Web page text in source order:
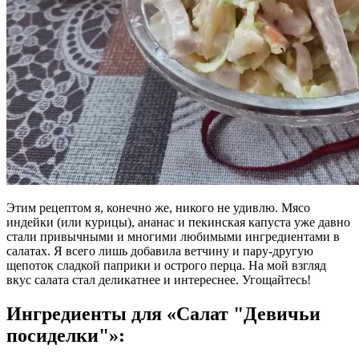
Этим рецептом я, конечно же, никого не удивлю. Мясо
индейки (или курицы), ананас и пекинская капуста уже давно
стали привычными и многими любимыми ингредиентами в
салатах. Я всего лишь добавила ветчину и пару-другую
щепоток сладкой паприки и острого перца. На мой взгляд
вкус салата стал деликатнее и интереснее. Угощайтесь!
Ингредиенты для «Салат "Девичьи
посиделки"»: